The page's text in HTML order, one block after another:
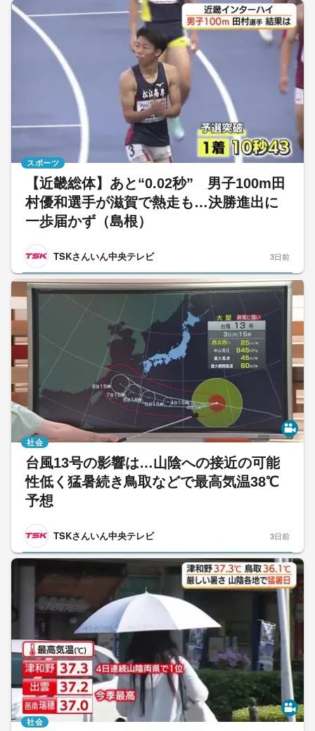
【近畿総体】あと“0.02秒” 男子100m田
村優和選手が滋賀で熱走も…決勝進出に
一歩届かず（島根）
TSKさんいん中央テレビ
スポーツ
3日前
台風13号の影響は…山陰への接近の可能
性低く猛暑続き鳥取などで最高気温38℃
予想
TSKさんいん中央テレビ
社会
3日前
社会